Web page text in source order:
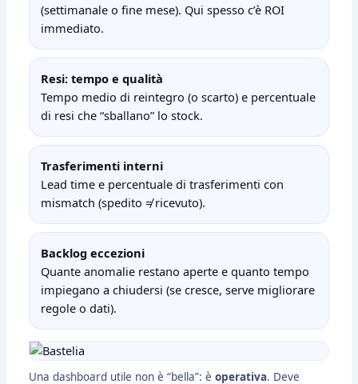
(settimanale o fine mese). Qui spesso c’è ROI
immediato.
Resi: tempo e qualità
Tempo medio di reintegro (o scarto) e percentuale
di resi che “sballano” lo stock.
Trasferimenti interni
Lead time e percentuale di trasferimenti con
mismatch (spedito ≠ ricevuto).
Backlog eccezioni
Quante anomalie restano aperte e quanto tempo
impiegano a chiudersi (se cresce, serve migliorare
regole o dati).
Una dashboard utile non è “bella”: èoperativa. Deve